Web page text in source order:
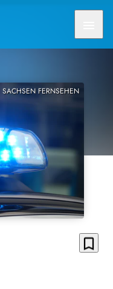
SACHSEN FERNSEHEN
bookmark_border